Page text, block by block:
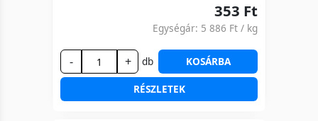
353 Ft
Egységár: 5 886 Ft / kg
- + db KOSÁRBA
RÉSZLETEK